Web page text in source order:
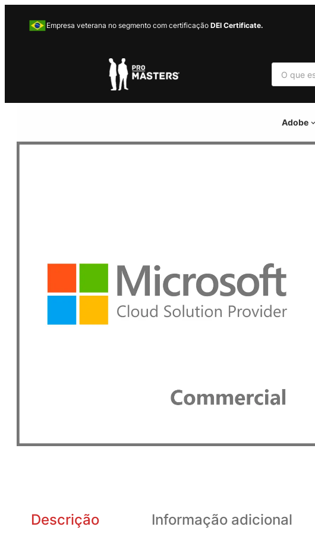
Empresa veterana no segmento com certificação DEI Certificate.
P
s
u
r
Adobe
Descrição Informação adicional